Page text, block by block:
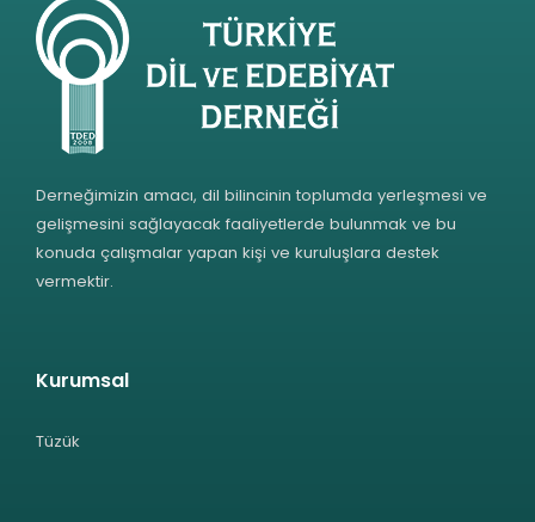
Derneğimizin amacı, dil bilincinin toplumda yerleşmesi ve
gelişmesini sağlayacak faaliyetlerde bulunmak ve bu
konuda çalışmalar yapan kişi ve kuruluşlara destek
vermektir.
Kurumsal
Tüzük